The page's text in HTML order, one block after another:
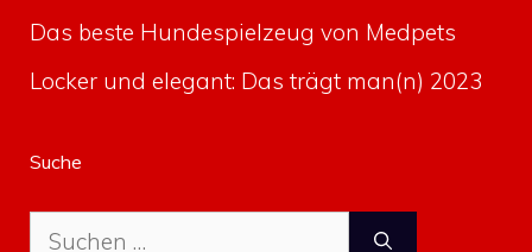
Das beste Hundespielzeug von Medpets
Locker und elegant: Das trägt man(n) 2023
Suche
Suche